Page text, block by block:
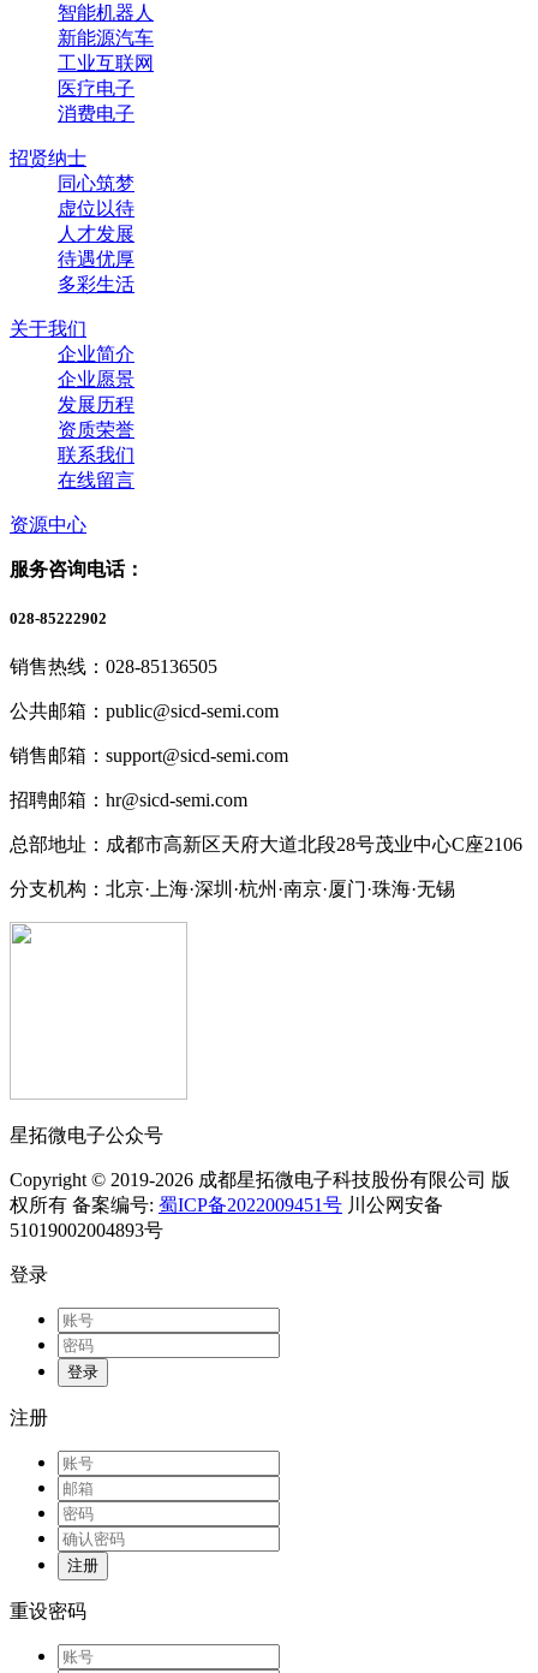
智能机器人
新能源汽车
工业互联网
医疗电子
消费电子
招贤纳士
同心筑梦
虚位以待
人才发展
待遇优厚
多彩生活
关于我们
企业简介
企业愿景
发展历程
资质荣誉
联系我们
在线留言
资源中心
服务咨询电话：
028-85222902
销售热线：028-85136505
公共邮箱：public@sicd-semi.com
销售邮箱：support@sicd-semi.com
招聘邮箱：hr@sicd-semi.com
总部地址：成都市高新区天府大道北段28号茂业中心C座2106
分支机构：北京·上海·深圳·杭州·南京·厦门·珠海·无锡
星拓微电子公众号
Copyright © 2019-2026 成都星拓微电子科技股份有限公司 版
权所有 备案编号: 蜀ICP备2022009451号 川公网安备
51019002004893号
登录
登录
注册
注册
重设密码